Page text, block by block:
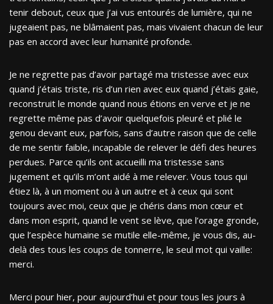
tenir debout, ceux que j’ai vus entourés de lumière, qui ne
jugeaient pas, ne blâmaient pas, mais vivaient chacun de leur
pas en accord avec leur humanité profonde.
Je ne regrette pas d’avoir partagé ma tristesse avec eux
quand j’étais triste, ris d’un rien avec eux quand j’étais gaie,
reconstruit le monde quand nous étions en verve et je ne
regrette même pas d’avoir quelquefois pleuré et plié le
genou devant eux, parfois, sans d’autre raison que de celle
de me sentir faible, incapable de relever le défi des heures
perdues. Parce qu’ils ont accueilli ma tristesse sans
jugement et qu’ils m’ont aidé à me relever. Vous tous qui
étiez là, à un moment ou à un autre et à ceux qui sont
toujours avec moi, ceux que je chéris dans mon cœur et
dans mon esprit, quand le vent se lève, que l’orage gronde,
que l’espèce humaine se mutile elle-même, je vous dis, au-
delà des tous les coups de tonnerre, le seul mot qui vaille:
merci.
Merci pour hier, pour aujourd’hui et pour tous les jours à